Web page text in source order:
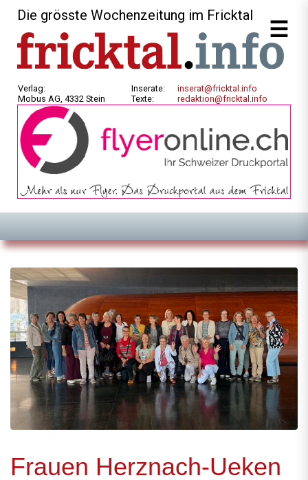
Die grösste Wochenzeitung im Fricktal
Verlag:
Mobus AG, 4332 Stein
Inserate:
Texte:
inserat@fricktal.info
redaktion@fricktal.info
Frauen Herznach-Ueken